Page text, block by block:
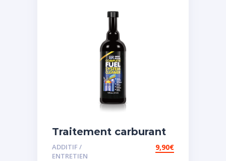
Traitement carburant
diesel et essence
ADDITIF /
ENTRETIEN
9,90€